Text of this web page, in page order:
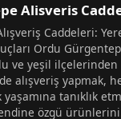
Alisveris
Caddeleri:
Ordu
ve yeşil ilçelerinden
alışveriş yapmak,
tanıklık
özgü